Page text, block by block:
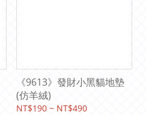
《9613》發財小黑貓地墊
(仿羊絨)
NT$190 ~ NT$490